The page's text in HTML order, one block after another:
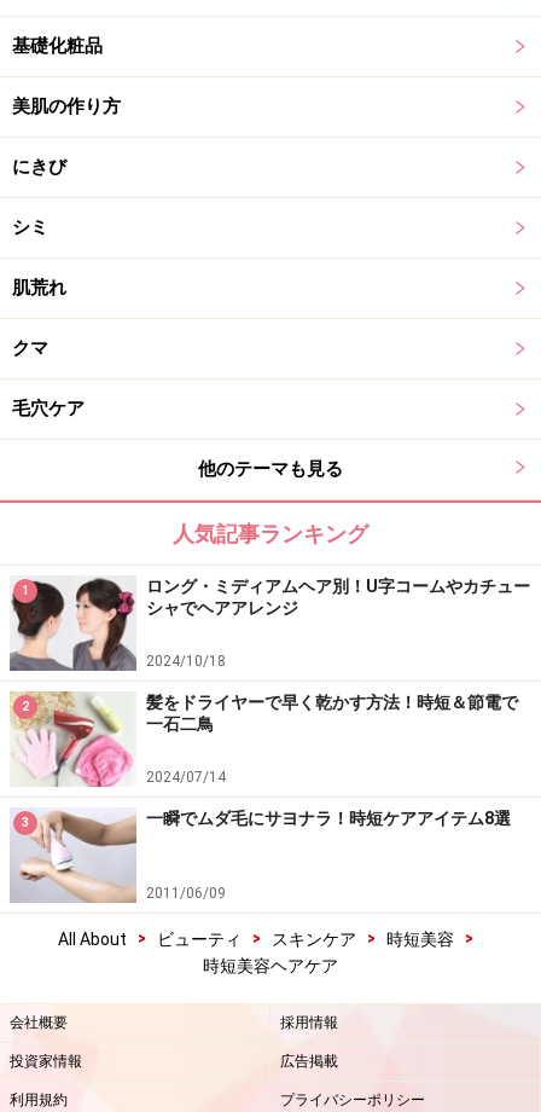
基礎化粧品
美肌の作り方
にきび
シミ
肌荒れ
クマ
毛穴ケア
他のテーマも見る
人気記事ランキング
1
ロング・ミディアムヘア別！U字コームやカチュー
シャでヘアアレンジ
2024/10/18
2
髪をドライヤーで早く乾かす方法！時短＆節電で
一石二鳥
2024/07/14
3 一瞬でムダ毛にサヨナラ！時短ケアアイテム8選
2011/06/09
All About > ビューティ > スキンケア > 時短美容
>
時短美容ヘアケア
会社概要 採用情報
投資家情報 広告掲載
利用規約 プライバシーポリシー